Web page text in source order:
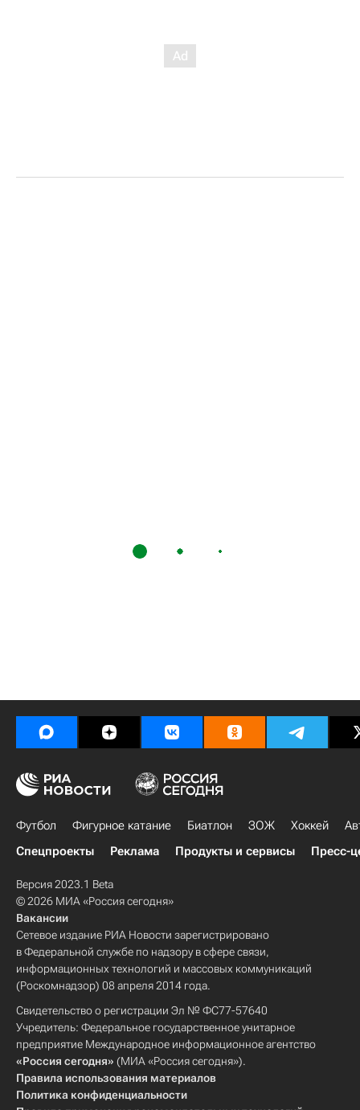
Футбол Фигурное катание Биатлон ЗОЖ Хоккей
Спецпроекты
Реклама Продукты и сервисы Пресс-
Версия 2023.1 Beta
© 2026 МИА «Россия сегодня»
Вакансии
Сетевое издание РИА Новости зарегистрировано
в Федеральной службе по надзору в сфере связи,
информационных технологий и массовых коммуникаций
(Роскомнадзор) 08 апреля 2014 года.
Свидетельство о регистрации Эл № ФС77-57640
Учредитель: Федеральное государственное унитарное
предприятие Международное информационное агентство
«Россия сегодня» (МИА «Россия сегодня»).
Правила использования материалов
Политика конфиденциальности